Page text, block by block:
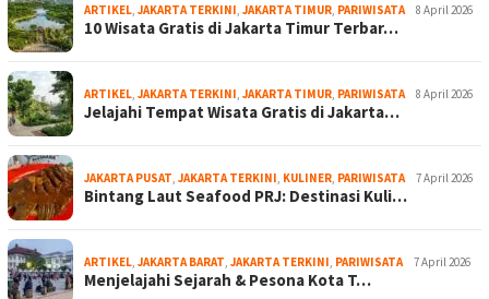
ARTIKEL JAKARTA TERKINI JAKARTA TIMUR PARIWISATA 8 April 2026
10 Wisata Gratis di Jakarta Timur Terbar…
ARTIKEL JAKARTA TERKINI JAKARTA TIMUR PARIWISATA 8 April 2026
Jelajahi Tempat Wisata Gratis di Jakarta…
JAKARTA PUSAT JAKARTA TERKINI KULINER PARIWISATA 7 April 2026
Bintang Laut Seafood PRJ: Destinasi Kuli…
ARTIKEL JAKARTA BARAT JAKARTA TERKINI PARIWISATA 7 April 2026
Menjelajahi Sejarah & Pesona Kota T…